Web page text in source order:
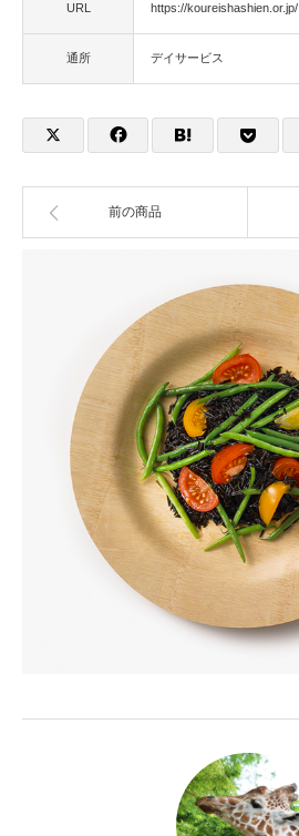
URL https://koureishashien.or.jp/
通所 デイサービス
前の商品